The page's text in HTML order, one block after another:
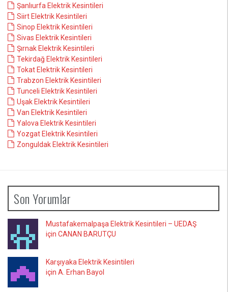
Şanlıurfa Elektrik Kesintileri
Siirt Elektrik Kesintileri
Sinop Elektrik Kesintileri
Sivas Elektrik Kesintileri
Şırnak Elektrik Kesintileri
Tekirdağ Elektrik Kesintileri
Tokat Elektrik Kesintileri
Trabzon Elektrik Kesintileri
Tunceli Elektrik Kesintileri
Uşak Elektrik Kesintileri
Van Elektrik Kesintileri
Yalova Elektrik Kesintileri
Yozgat Elektrik Kesintileri
Zonguldak Elektrik Kesintileri
Son Yorumlar
Mustafakemalpaşa Elektrik Kesintileri – UEDAŞ
için CANAN BARUTÇU
Karşıyaka Elektrik Kesintileri
için A. Erhan Bayol